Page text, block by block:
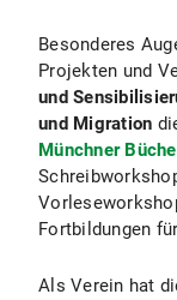
Besonderes
Projekten und
und
und Migration
Münchner
Fortbildungen
Als Verein hat